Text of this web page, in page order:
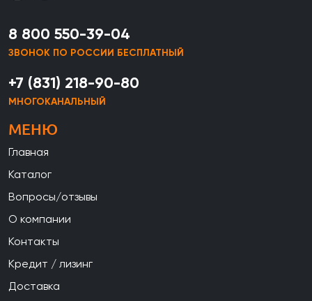
8 800 550-39-04
ЗВОНОК ПО РОССИИ БЕСПЛАТНЫЙ
+7 (831) 218-90-80
МНОГОКАНАЛЬНЫЙ
МЕНЮ
Главная
Каталог
Вопросы/отзывы
О компании
Контакты
Кредит / лизинг
Доставка